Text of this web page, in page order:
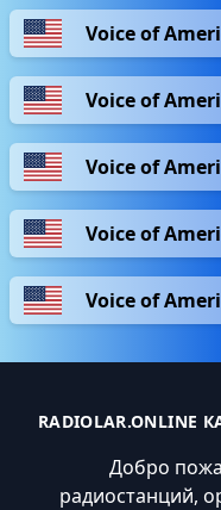
Voice of
Voice of
Voice of
Voice of
Voice of
Добро
радиостанций,